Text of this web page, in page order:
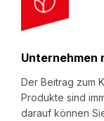
Anwendung:
Ware in den
aufrichten. Das
der
Unternehmen
Der Beitrag zum
Produkte sind
darauf können